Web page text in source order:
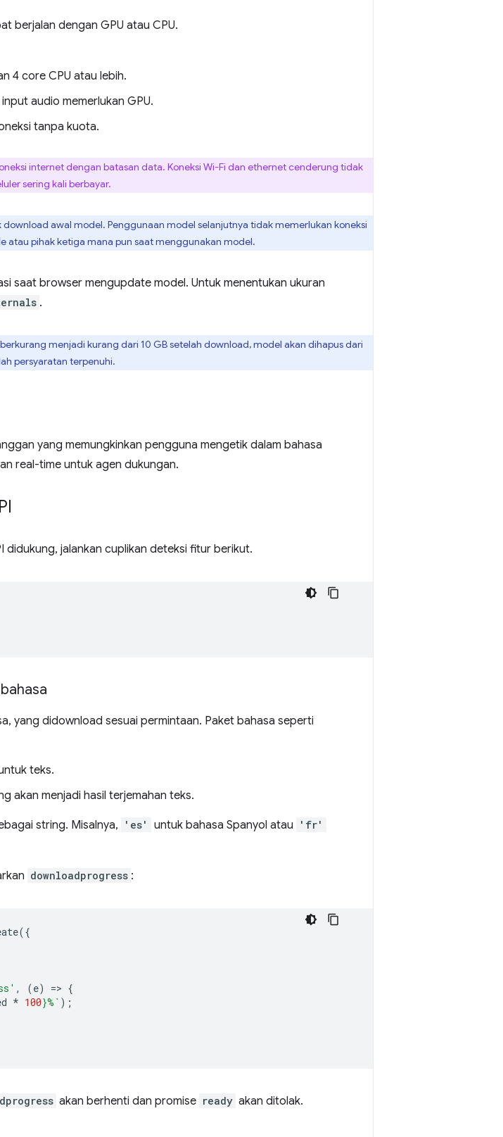
berjalan dengan GPU atau CPU.
4 core CPU atau lebih.
audio memerlukan GPU.
tanpa kuota.
internet dengan batasan data. Koneksi Wi-Fi dan ethernet cenderung tidak
sering kali berbayar.
download awal model. Penggunaan model selanjutnya tidak memerlukan koneksi
atau pihak ketiga mana pun saat menggunakan model.
saat browser mengupdate model. Untuk menentukan ukuran
.
menjadi kurang dari 10 GB setelah download, model akan dihapus dari
persyaratan terpenuhi.
yang memungkinkan pengguna mengetik dalam bahasa
real-time untuk agen dukungan.
didukung, jalankan cuplikan deteksi fitur berikut.
yang didownload sesuai permintaan. Paket bahasa seperti
teks.
akan menjadi hasil terjemahan teks.
string. Misalnya, 'es' untuk bahasa Spanyol atau 'fr'
downloadprogress :
({
, (e) => {
* 100}%` );
akan berhenti dan promise ready akan ditolak.